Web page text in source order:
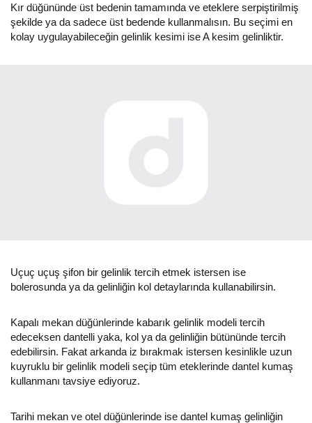
Kır düğününde üst bedenin tamamında ve eteklere serpiştirilmiş
şekilde ya da sadece üst bedende kullanmalısın. Bu seçimi en
kolay uygulayabileceğin gelinlik kesimi ise A kesim gelinliktir.
Uçuç uçuş şifon bir gelinlik tercih etmek istersen ise
bolerosunda ya da gelinliğin kol detaylarında kullanabilirsin.
Kapalı mekan düğünlerinde kabarık gelinlik modeli tercih
edeceksen dantelli yaka, kol ya da gelinliğin bütününde tercih
edebilirsin. Fakat arkanda iz bırakmak istersen kesinlikle uzun
kuyruklu bir gelinlik modeli seçip tüm eteklerinde dantel kumaş
kullanmanı tavsiye ediyoruz.
Tarihi mekan ve otel düğünlerinde ise dantel kumaş gelinliğin